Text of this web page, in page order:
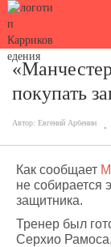
покупать
Автор: Евгений Арбенин
Как сообщает
не собирается
защитника.
Тренер был
Серхио